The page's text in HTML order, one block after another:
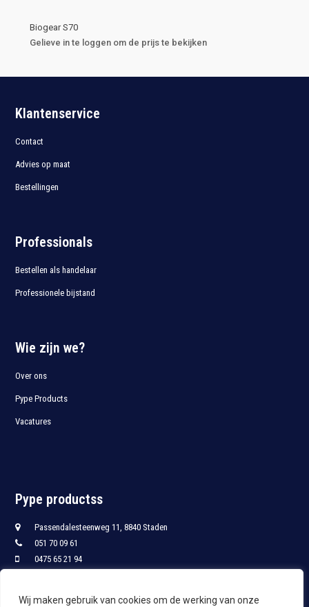
Wij maken gebruik van cookies om de werking van onze
Biogear S70
Gelieve in te loggen om de prijs te bekijken
Klantenservice
Contact
Advies op maat
Bestellingen
Professionals
Bestellen als handelaar
Professionele bijstand
Wie zijn we?
Over ons
Pype Products
Vacatures
Pype productss
Passendalesteenweg 11, 8840 Staden
051 70 09 61
0475 65 21 94